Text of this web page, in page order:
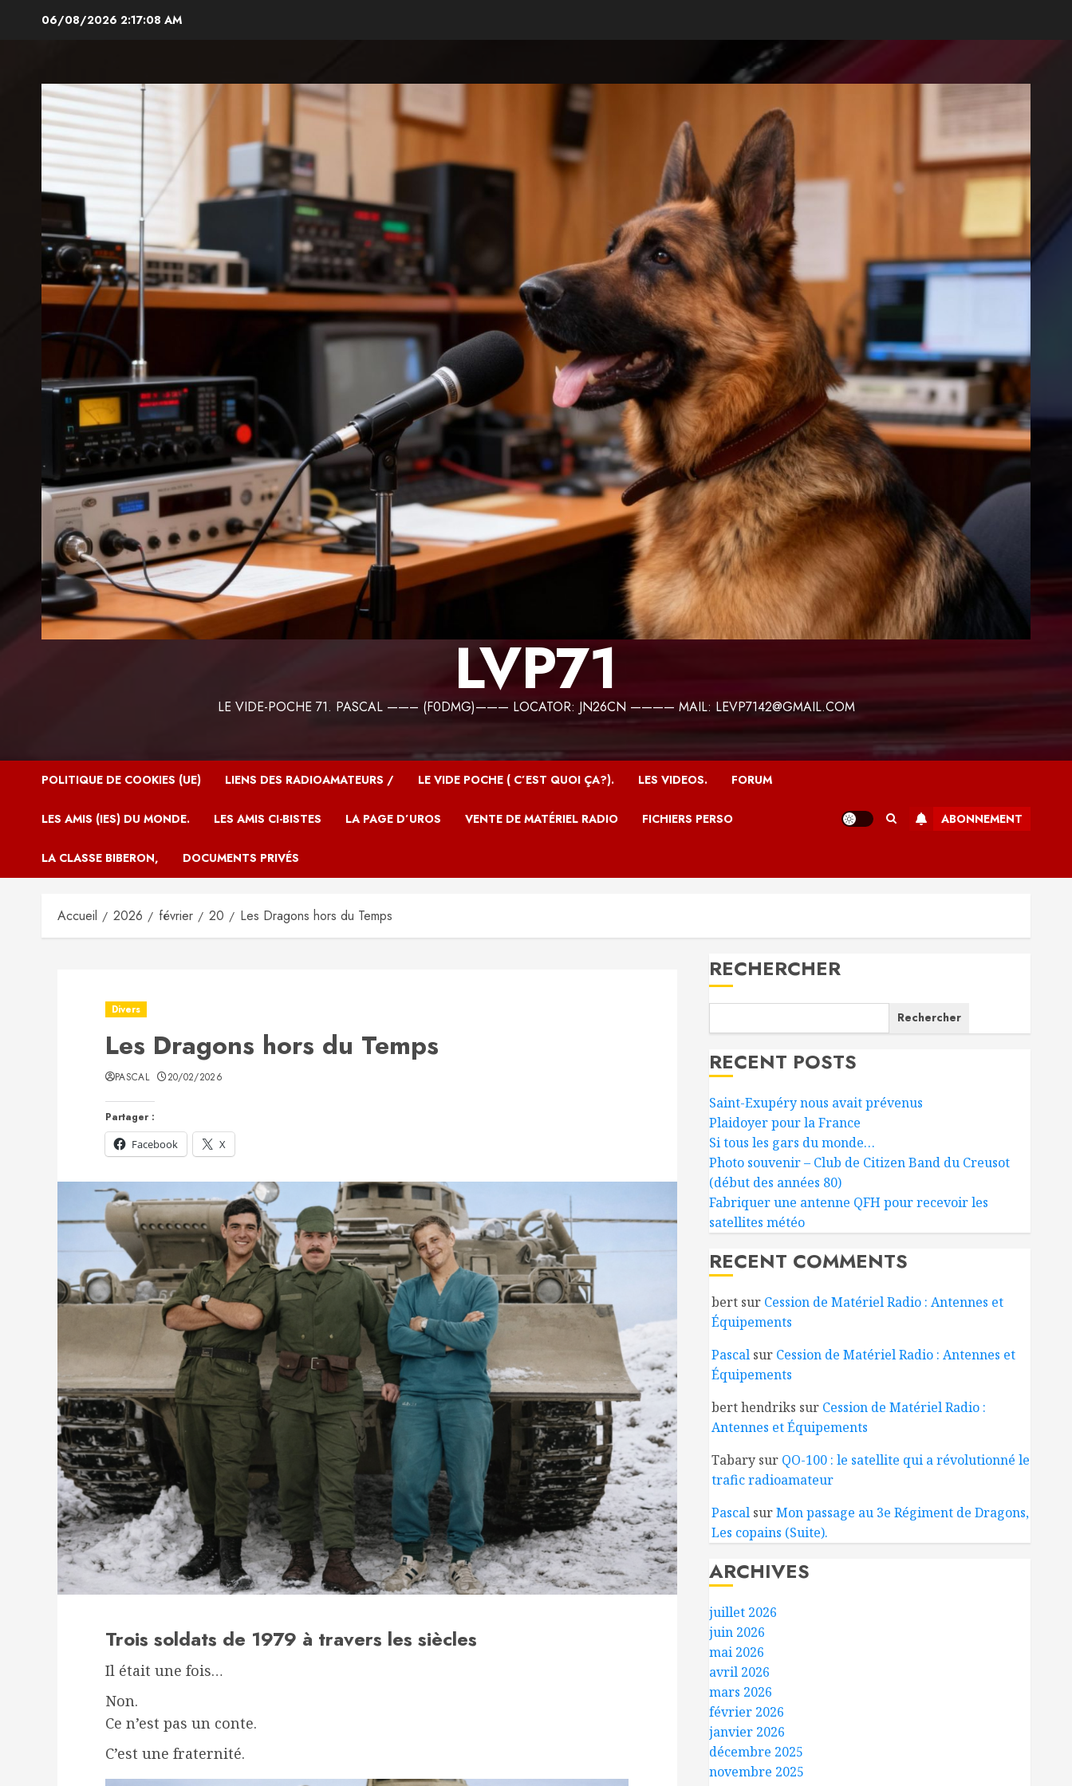
06/08/2026 2:17:10 AM
LVP71
LE VIDE-POCHE 71. PASCAL ——– (F0DMG)——— LOCATOR: JN26CN ———— MAIL: LEVP7142@GMAIL.COM
POLITIQUE DE COOKIES (UE) LIENS DES RADIOAMATEURS / LE VIDE POCHE ( C’EST QUOI ÇA?). LES VIDEOS. FORUM
LES AMIS (IES) DU MONDE. LES AMIS CI-BISTES LA PAGE D’UROS VENTE DE MATÉRIEL RADIO FICHIERS PERSO
LA CLASSE BIBERON, DOCUMENTS PRIVÉS
ABONNEMENT
Accueil 2026 février 20 Les Dragons hors du Temps
Divers
Les Dragons hors du Temps
Partager :
Facebook
X
PASCAL 20/02/2026
Trois soldats de 1979 à travers les siècles
Il était une fois…
Non.
Ce n’est pas un conte.
C’est une fraternité.
RECHERCHER
Rechercher
RECENT POSTS
Saint-Exupéry nous avait prévenus
Plaidoyer pour la France
Si tous les gars du monde…
Photo souvenir – Club de Citizen Band du Creusot
(début des années 80)
Fabriquer une antenne QFH pour recevoir les
satellites météo
RECENT COMMENTS
bertsur Cession de Matériel Radio : Antennes et
Équipements
Pascalsur Cession de Matériel Radio : Antennes et
Équipements
bert hendriks sur Cession de Matériel Radio :
Antennes et Équipements
Tabarysur QO-100 : le satellite qui a révolutionné le
trafic radioamateur
PascalsurMon passage au 3e Régiment de Dragons,
Les copains (Suite).
ARCHIVES
juillet 2026
juin 2026
mai 2026
avril 2026
mars 2026
février 2026
janvier 2026
décembre 2025
novembre 2025